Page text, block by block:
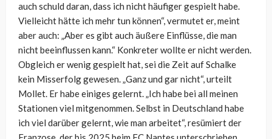
auch schuld daran, dass ich nicht häufiger gespielt habe.
Vielleicht hätte ich mehr tun können“, vermutet er, meint
aber auch: „Aber es gibt auch äußere Einflüsse, die man
nicht beeinflussen kann.“ Konkreter wollte er nicht werden.
Obgleich er wenig gespielt hat, sei die Zeit auf Schalke
kein Misserfolg gewesen. „Ganz und gar nicht“, urteilt
Mollet. Er habe einiges gelernt. „Ich habe bei all meinen
Stationen viel mitgenommen. Selbst in Deutschland habe
ich viel darüber gelernt, wie man arbeitet“, resümiert der